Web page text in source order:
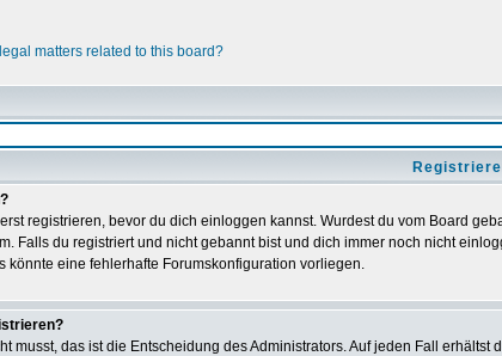
matters related to this board?
registrieren, bevor du dich einloggen kannst. Wurdest du vom Board
Falls du registriert und nicht gebannt bist und dich immer noch nicht
könnte eine fehlerhafte Forumskonfiguration vorliegen.
musst, das ist die Entscheidung des Administrators. Auf jeden Fall